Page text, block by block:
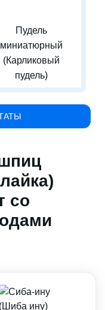
Пудель
миниатюрный
(Карликовый
пудель)
со